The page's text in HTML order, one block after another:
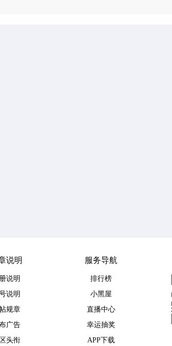
说明
说明
说明
规章
广告
头衔
服务导航
排行榜
小黑屋
直播中心
幸运抽奖
APP下载